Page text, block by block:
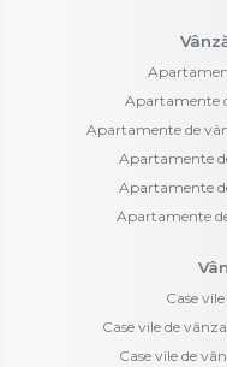
Apartamente
Apartamente de
Apartamente
Apartamente
Apartamente
Case
Case vile de
Case vile de